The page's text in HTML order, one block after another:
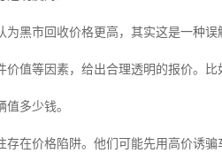
为黑市回收价格更高，其实这是一种
价值等因素，给出合理透明的报价。
值多少钱。
存在价格陷阱。他们可能先用高价诱